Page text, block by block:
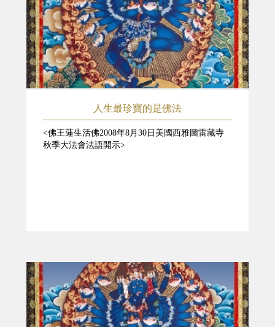
人生最珍寶的是佛法
<佛王蓮生活佛2008年8月30日美國西雅圖雷藏寺
秋季大法會法語開示>